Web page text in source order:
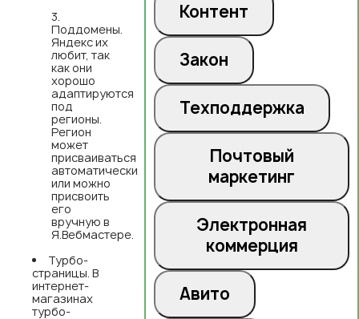
Контент
Закон
Техподдержка
Почтовый
маркетинг
Электронная
коммерция
Авито
Поддомены.
Яндекс их
любит, так
как они
хорошо
адаптируются
под
регионы.
Регион
может
присваиваться
автоматически
или можно
присвоить
его
вручную в
Я.Вебмастере.
Турбо-
страницы. В
интернет-
магазинах
турбо-